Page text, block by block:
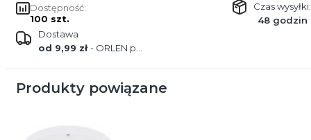
Dostępność:
100 szt.
Czas wysyłki:
48 godzin
Dostawa
od 9,99 zł- ORLEN paczka
Produkty powiązane